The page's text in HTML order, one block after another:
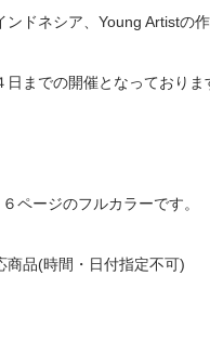
ンドネシア、Young Artistの
日までの開催となっており
ページのフルカラーです。
品(時間・日付指定不可)